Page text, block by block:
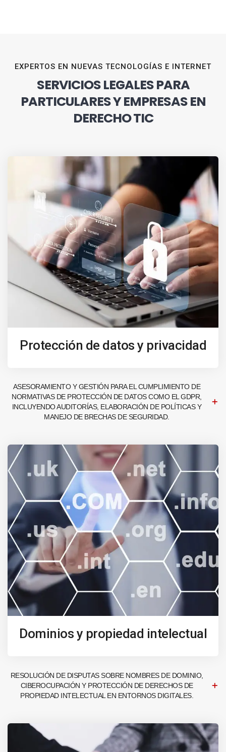
EXPERTOS EN NUEVAS TECNOLOGÍAS E INTERNET
SERVICIOS LEGALES PARA
PARTICULARES Y EMPRESAS EN
DERECHO TIC
Protección de datos y privacidad
ASESORAMIENTO Y GESTIÓN PARA EL CUMPLIMIENTO DE
NORMATIVAS DE PROTECCIÓN DE DATOS COMO EL GDPR,
INCLUYENDO AUDITORÍAS, ELABORACIÓN DE POLÍTICAS Y
MANEJO DE BRECHAS DE SEGURIDAD.
Dominios y propiedad intelectual
RESOLUCIÓN DE DISPUTAS SOBRE NOMBRES DE DOMINIO,
CIBEROCUPACIÓN Y PROTECCIÓN DE DERECHOS DE
PROPIEDAD INTELECTUAL EN ENTORNOS DIGITALES.